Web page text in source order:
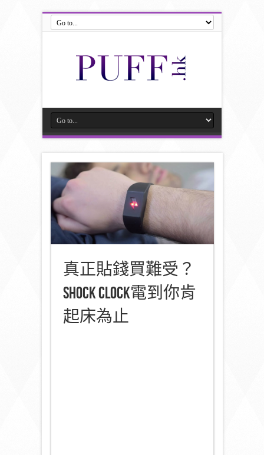
真正貼錢買難受？
Shock Clock電到你肯
起床為止